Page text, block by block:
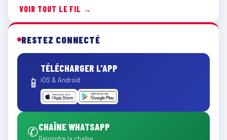
VOIR TOUT LE FIL →
RESTEZ CONNECTÉ
📱
TÉLÉCHARGER L'APP
iOS & Android
✆CHAÎNE WHATSAPP